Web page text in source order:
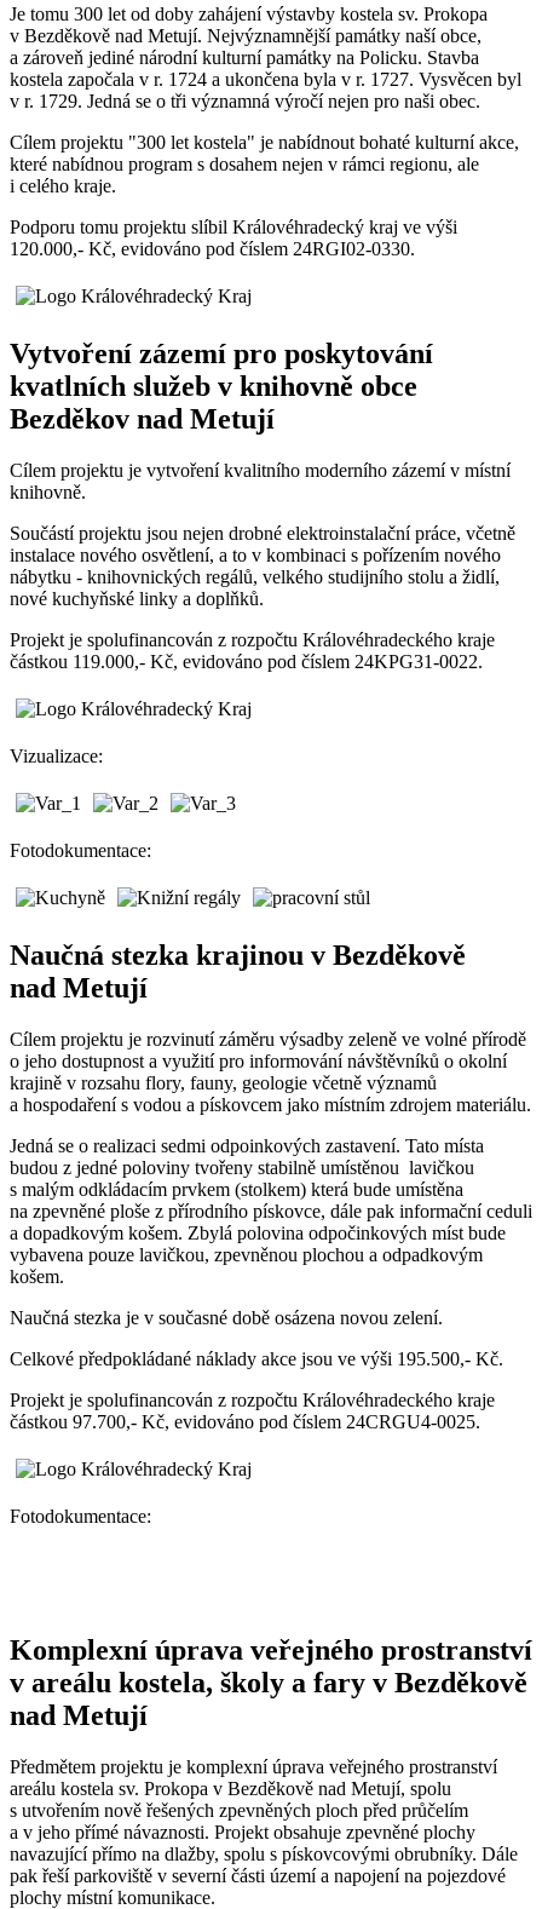
Je tomu 300 let od doby zahájení výstavby kostela sv. Prokopa
v Bezděkově nad Metují. Nejvýznamnější památky naší obce,
a zároveň jediné národní kulturní památky na Policku. Stavba
kostela započala v r. 1724 a ukončena byla v r. 1727. Vysvěcen byl
v r. 1729. Jedná se o tři významná výročí nejen pro naši obec.
Cílem projektu "300 let kostela" je nabídnout bohaté kulturní akce,
které nabídnou program s dosahem nejen v rámci regionu, ale
i celého kraje.
Podporu tomu projektu slíbil Královéhradecký kraj ve výši
120.000,- Kč, evidováno pod číslem 24RGI02-0330.
Vytvoření zázemí pro poskytování
kvatlních služeb v knihovně obce
Bezděkov nad Metují
Cílem projektu je vytvoření kvalitního moderního zázemí v místní
knihovně.
Součástí projektu jsou nejen drobné elektroinstalační práce, včetně
instalace nového osvětlení, a to v kombinaci s pořízením nového
nábytku - knihovnických regálů, velkého studijního stolu a židlí,
nové kuchyňské linky a doplňků.
Projekt je spolufinancován z rozpočtu Královéhradeckého kraje
částkou 119.000,- Kč, evidováno pod číslem 24KPG31-0022.
Vizualizace:
Fotodokumentace:
Naučná stezka krajinou v Bezděkově
nad Metují
Cílem projektu je rozvinutí záměru výsadby zeleně ve volné přírodě
o jeho dostupnost a využití pro informování návštěvníků o okolní
krajině v rozsahu flory, fauny, geologie včetně významů
a hospodaření s vodou a pískovcem jako místním zdrojem materiálu.
Jedná se o realizaci sedmi odpoinkových zastavení. Tato místa
budou z jedné poloviny tvořeny stabilně umístěnou lavičkou
s malým odkládacím prvkem (stolkem) která bude umístěna
na zpevněné ploše z přírodního pískovce, dále pak informační ceduli
a dopadkovým košem. Zbylá polovina odpočinkových míst bude
vybavena pouze lavičkou, zpevněnou plochou a odpadkovým
košem.
Naučná stezka je v současné době osázena novou zelení.
Celkové předpokládané náklady akce jsou ve výši 195.500,- Kč.
Projekt je spolufinancován z rozpočtu Královéhradeckého kraje
částkou 97.700,- Kč, evidováno pod číslem 24CRGU4-0025.
Fotodokumentace:
Komplexní úprava veřejného prostranství
v areálu kostela, školy a fary v Bezděkově
nad Metují
Předmětem projektu je komplexní úprava veřejného prostranství
areálu kostela sv. Prokopa v Bezděkově nad Metují, spolu
s utvořením nově řešených zpevněných ploch před průčelím
a v jeho přímé návaznosti. Projekt obsahuje zpevněné plochy
navazující přímo na dlažby, spolu s pískovcovými obrubníky. Dále
pak řeší parkoviště v severní části území a napojení na pojezdové
plochy místní komunikace.